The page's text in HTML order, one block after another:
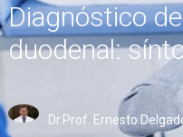
Diagnóstico
duodenal:
Dr.Prof. Ernesto